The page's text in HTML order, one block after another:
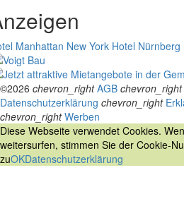
Manhattan New York Hotel Nürnberg
©2026 chevron_right AGB chevron_right
Datenschutzerklärung chevron_right
chevron_right Werben
Diese Webseite verwendet Cookies.
weitersurfen, stimmen Sie der Cookie-
zuOKDatenschutzerklärung